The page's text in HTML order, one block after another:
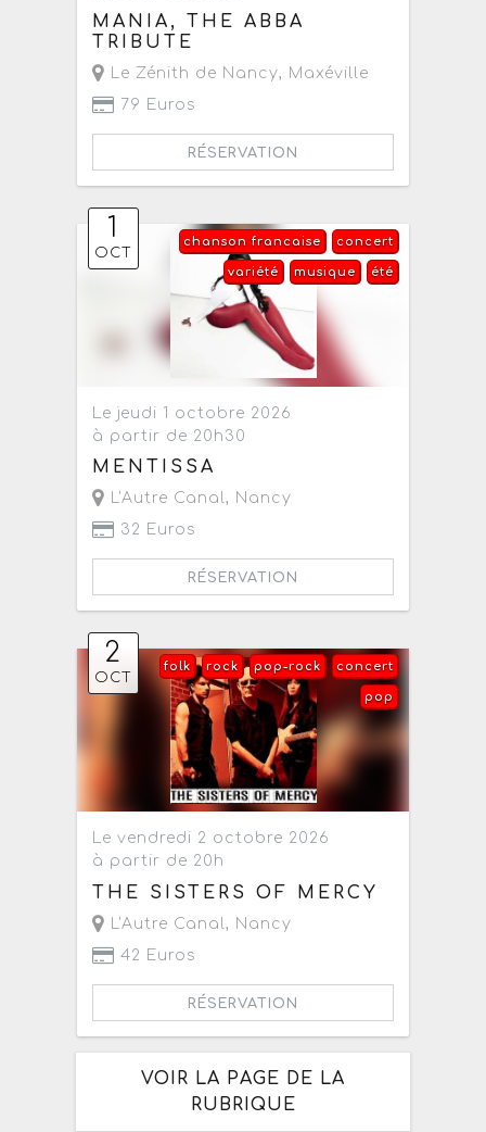
MANIA, THE ABBA
TRIBUTE
Le Zénith de Nancy, Maxéville
79 Euros
RÉSERVATION
1
OCT
concert
chanson francaise
été
musique
variété
Le jeudi 1 octobre 2026
à partir de 20h30
MENTISSA
L'Autre Canal, Nancy
32 Euros
RÉSERVATION
2
OCT
concert
pop-rock
rock
folk
pop
Le vendredi 2 octobre 2026
à partir de 20h
THE SISTERS OF MERCY
L'Autre Canal , Nancy
42 Euros
RÉSERVATION
VOIR LA PAGE DE LA
RUBRIQUE